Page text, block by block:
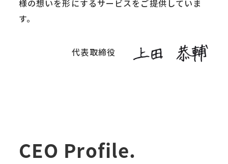
様の想いを形にするサービスをご提供していま
す。
代表取締役
CEO Profile.